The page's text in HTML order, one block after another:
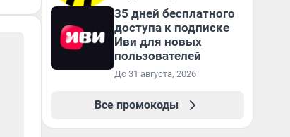
35 дней бесплатного
доступа к подписке
Иви для новых
пользователей
До 31 августа, 2026
Все промокоды